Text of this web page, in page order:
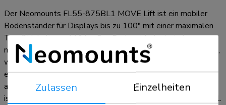
Der Neomounts FL55-875BL1 MOVE Lift ist ein mobiler
Bodenständer für Displays bis zu 100" mit einer maximalen
Tragfähigkeit von 110 kg. Der Bodenständer hat eine
motorisierte Höhenverstellung von 65 cm (35 mm/Sekunde),
wird mit einer Kabelfernbedienung bedient und verfügt über
ein Anti-Kollisionssystem für zusätzliche Sicherheit. Ein
abschließbares, belüftetes Hardwarefach mit Kabelöffnung
ist im Lieferumfang enthalten und für die Installation optional.
Zulassen Einzelheiten